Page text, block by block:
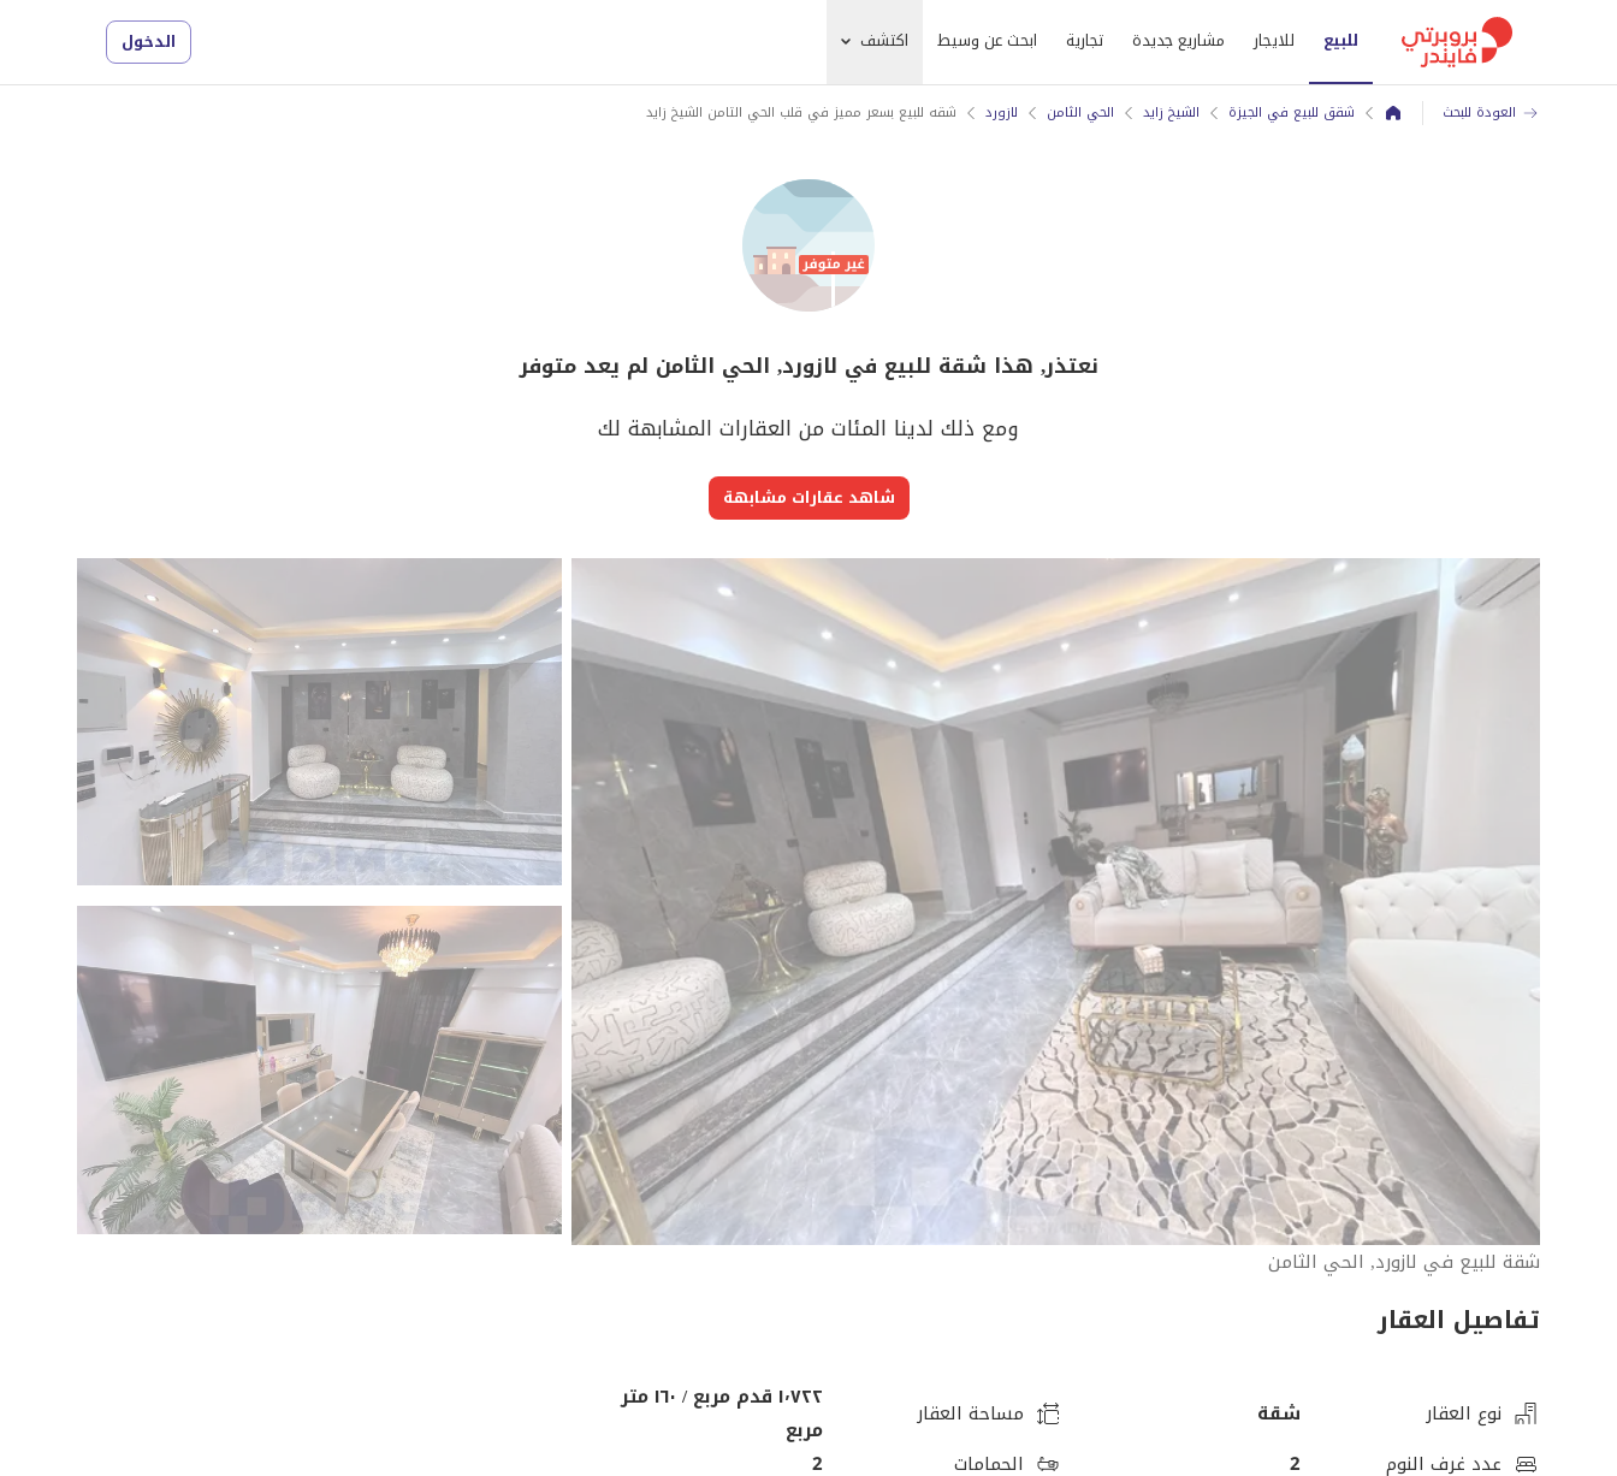
للبيع للايجار مشاريع جديدة تجارية ابحث عن وسيط اكتشف الدخول
العودة للبحث شقق للبيع في الجيزة الشيخ زايد الحي الثامن لازورد شقه للبيع بسعر مميز في قلب الحي التامن الشيخ زايد
نعتذر, هذا شقة للبيع في لازورد, الحي الثامن لم يعد متوفر
ومع ذلك لدينا المئات من العقارات المشابهة لك
شاهد عقارات مشابهة
شقة للبيع في لازورد, الحي الثامن
تفاصيل العقار
نوع العقار شقة مساحة العقار
١٬٧٢٢ قدم مربع / ١٦٠ متر
مربع
عدد غرف النوم
2 الحمامات
2